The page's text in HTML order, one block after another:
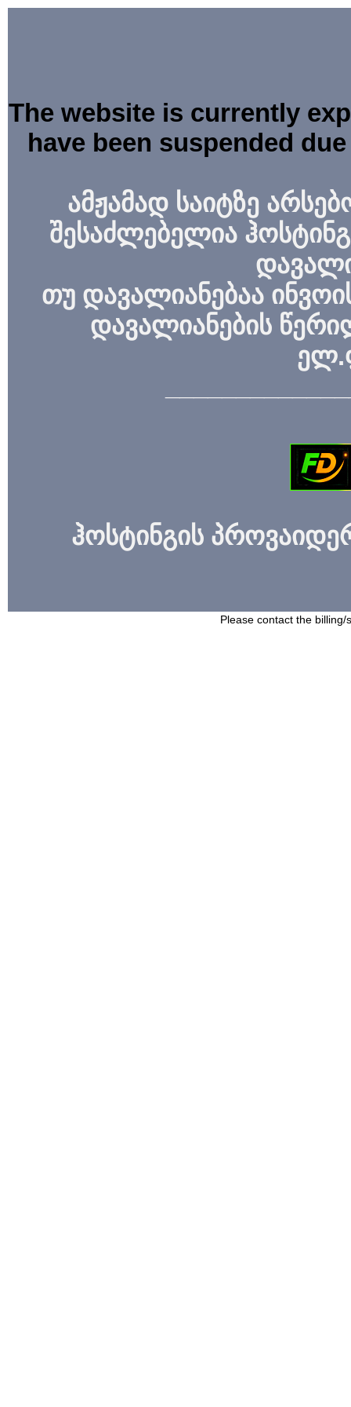
The website is currently
have been suspended
ამჟამად საიტზე
შესაძლებელია
თუ დავალიანებაა
დავალიანების
ჰოსტინგის
Please contact the